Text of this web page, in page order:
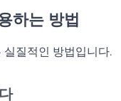
하는 방법
질적인 방법입니다.